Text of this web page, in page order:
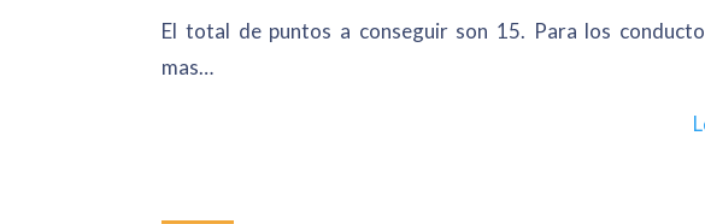
El total de puntos a conseguir son 15. Para los
mas…